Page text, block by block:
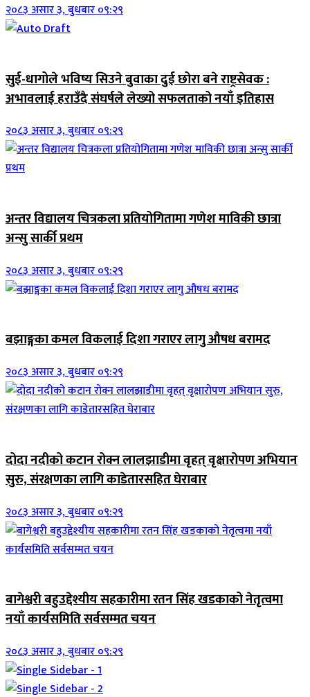
२०८३ असार ३, बुधबार ०९:२९
सुई-धागोले भविष्य सिउने बुवाका दुई छोरा बने राष्ट्रसेवक :
अभावलाई हराउँदै संघर्षले लेख्यो सफलताको नयाँ इतिहास
२०८३ असार ३, बुधबार ०९:२९
अन्तर विद्यालय चित्रकला प्रतियोगितामा गणेश माविकी छात्रा
अन्सु सार्की प्रथम
२०८३ असार ३, बुधबार ०९:२९
बझाङ्गका कमल विकलाई दिशा गराएर लागु औषध बरामद
२०८३ असार ३, बुधबार ०९:२९
दोदा नदीको कटान रोक्न लालझाडीमा वृहत् वृक्षारोपण अभियान
सुरु, संरक्षणका लागि काडेतारसहित घेराबार
२०८३ असार ३, बुधबार ०९:२९
बागेश्वरी बहुउद्देश्यीय सहकारीमा रतन सिंह खडकाको नेतृत्वमा
नयाँ कार्यसमिति सर्वसम्मत चयन
२०८३ असार ३, बुधबार ०९:२९